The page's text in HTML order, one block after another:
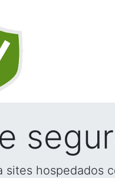
sites hospedados